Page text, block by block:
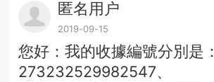
匿名用户
2019-09-15
您好：我的收據編號分別是：
273232529982547、